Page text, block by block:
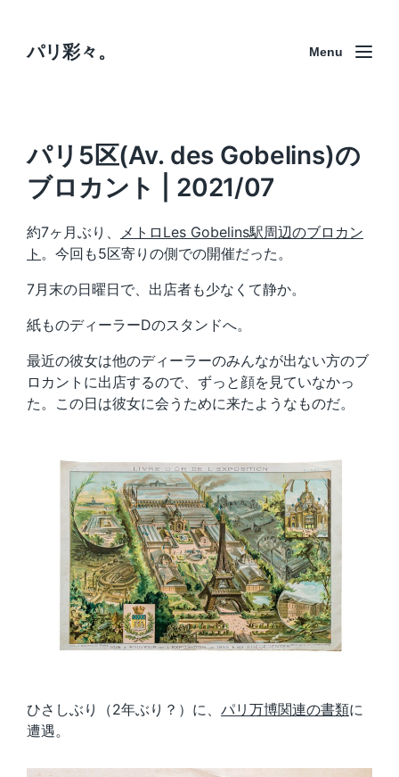
パリ彩々。 Menu
パリ5区(Av. des Gobelins)の
ブロカント | 2021/07
約7ヶ月ぶり、 メトロLes Gobelins駅周辺のブロカン
ト 。今回も5区寄りの側での開催だった。
7月末の日曜日で、出店者も少なくて静か。
紙ものディーラーDのスタンドへ。
最近の彼女は他のディーラーのみんなが出ない方のブ
ロカントに出店するので、ずっと顔を見ていなかっ
た。この日は彼女に会うために来たようなものだ。
ひさしぶり（2年ぶり？）に、 パリ万博関連の書類に
遭遇。